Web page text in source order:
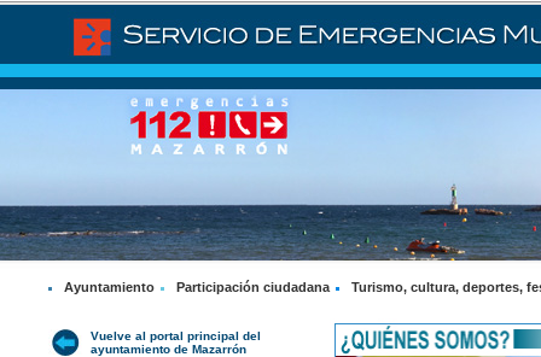
Ayuntamiento Participación ciudadana Turismo, cultura, deportes,
Vuelve al portal principal del
ayuntamiento de Mazarrón